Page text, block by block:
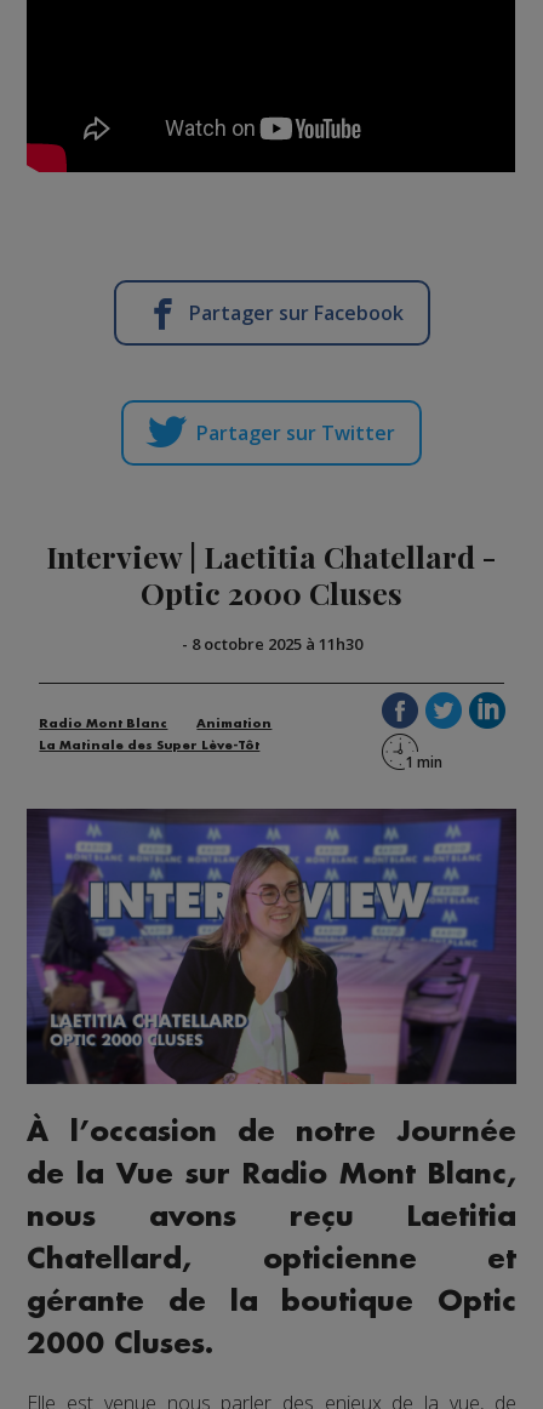
Partager sur Facebook
Partager sur Twitter
Interview | Laetitia Chatellard -
Optic 2000 Cluses
- 8 octobre 2025 à 11h30
Radio Mont Blanc
Animation
La Matinale des Super Lève-Tôt
À l’occasion de notre Journée
de la Vue sur Radio Mont Blanc,
nous avons reçu Laetitia
Chatellard, opticienne et
gérante de la boutique Optic
2000 Cluses.
Elle est venue nous parler des enjeux de la vue, de